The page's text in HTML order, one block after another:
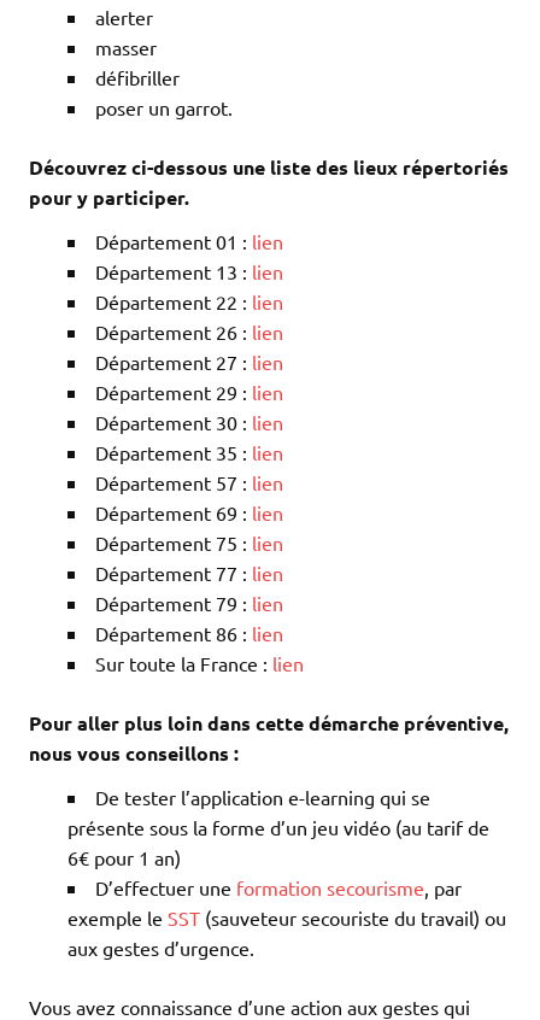
alerter
masser
défibriller
poser un garrot.
Découvrez ci-dessous une liste des lieux répertoriés
pour y participer.
Département 01 : lien
Département 13 : lien
Département 22 : lien
Département 26 : lien
Département 27 : lien
Département 29 : lien
Département 30 : lien
Département 35 : lien
Département 57 : lien
Département 69 : lien
Département 75 : lien
Département 77 : lien
Département 79 : lien
Département 86 : lien
Sur toute la France : lien
Pour aller plus loin dans cette démarche préventive,
nous vous conseillons :
De tester l’application e-learning qui se
présente sous la forme d’un jeu vidéo (au tarif de
6€ pour 1 an)
D’effectuer une formation secourisme , par
exemple le SST (sauveteur secouriste du travail) ou
aux gestes d’urgence.
Vous avez connaissance d’une action aux gestes qui